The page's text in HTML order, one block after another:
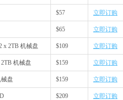
$57 立即订购
$65 立即订购
x 2TB 机械盘 $109 立即订购
机械盘 $159 立即订购
盘 $159 立即订购
$209 立即订购